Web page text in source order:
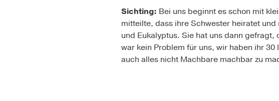
Sichting: Bei uns beginnt es schon mit
mitteilte, dass ihre Schwester heiratet
und Eukalyptus. Sie hat uns dann
war kein Problem für uns, wir haben ihr
auch alles nicht Machbare machbar zu